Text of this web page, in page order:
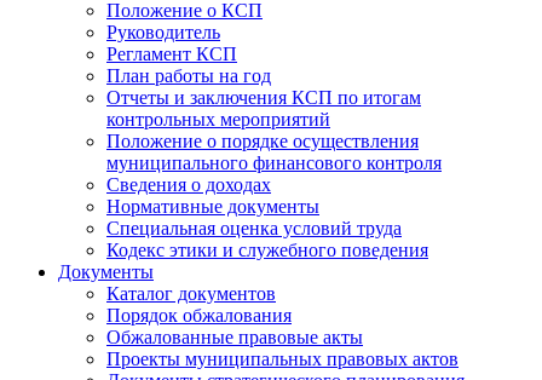
Положение о КСП
Руководитель
Регламент КСП
План работы на год
Отчеты и заключения КСП по итогам
контрольных мероприятий
Положение о порядке осуществления
муниципального финансового контроля
Сведения о доходах
Нормативные документы
Специальная оценка условий труда
Кодекс этики и служебного поведения
Документы
Каталог документов
Порядок обжалования
Обжалованные правовые акты
Проекты муниципальных правовых актов